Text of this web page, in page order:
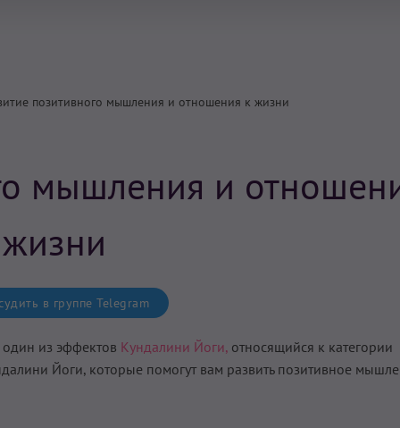
позитивного мышления и отношения к жизни
мышления и
жизни
в группе Telegram
один из эффектов Кундалини Йоги, относящийся к категории
Йоги, которые помогут вам развить позитивное